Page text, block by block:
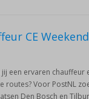
CE Weekend
jij een ervaren chauffeur
Voor PostNL
Den Bosch en